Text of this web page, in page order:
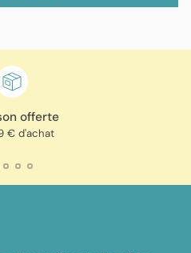
offerte
€ d'achat